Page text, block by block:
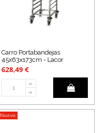
Carro Portabandejas
45x63x173cm - Lacor
628,49 €
Nuevo